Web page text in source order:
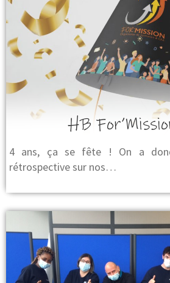
HB
4 ans, ça se fête ! On a
rétrospective sur nos…